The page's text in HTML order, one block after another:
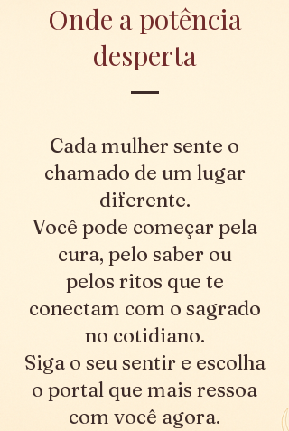
Onde a potência
desperta
Cada mulher sente o
chamado de um lugar
diferente.
Você pode começar pela
cura, pelo saber ou
pelos ritos que te
conectam com o sagrado
no cotidiano.
Siga o seu sentir e escolha
o portal que mais ressoa
com você agora.